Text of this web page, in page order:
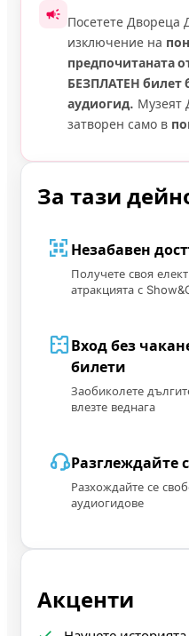
Посетете Двореца
изключение на
предпочитаната
БЕЗПЛАТЕН билет
аудиогид. Музеят
затворен само в
За тази
Незабавен
Получете своя
атракцията с
Вход без
билети
Заобиколете
влезте веднага
Разглеждайте
Разхождайте се
аудиогидове
Акценти